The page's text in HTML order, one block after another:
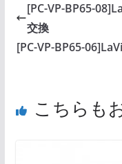
[PC-VP-BP65-
交換
[PC-VP-BP65-
こちらも